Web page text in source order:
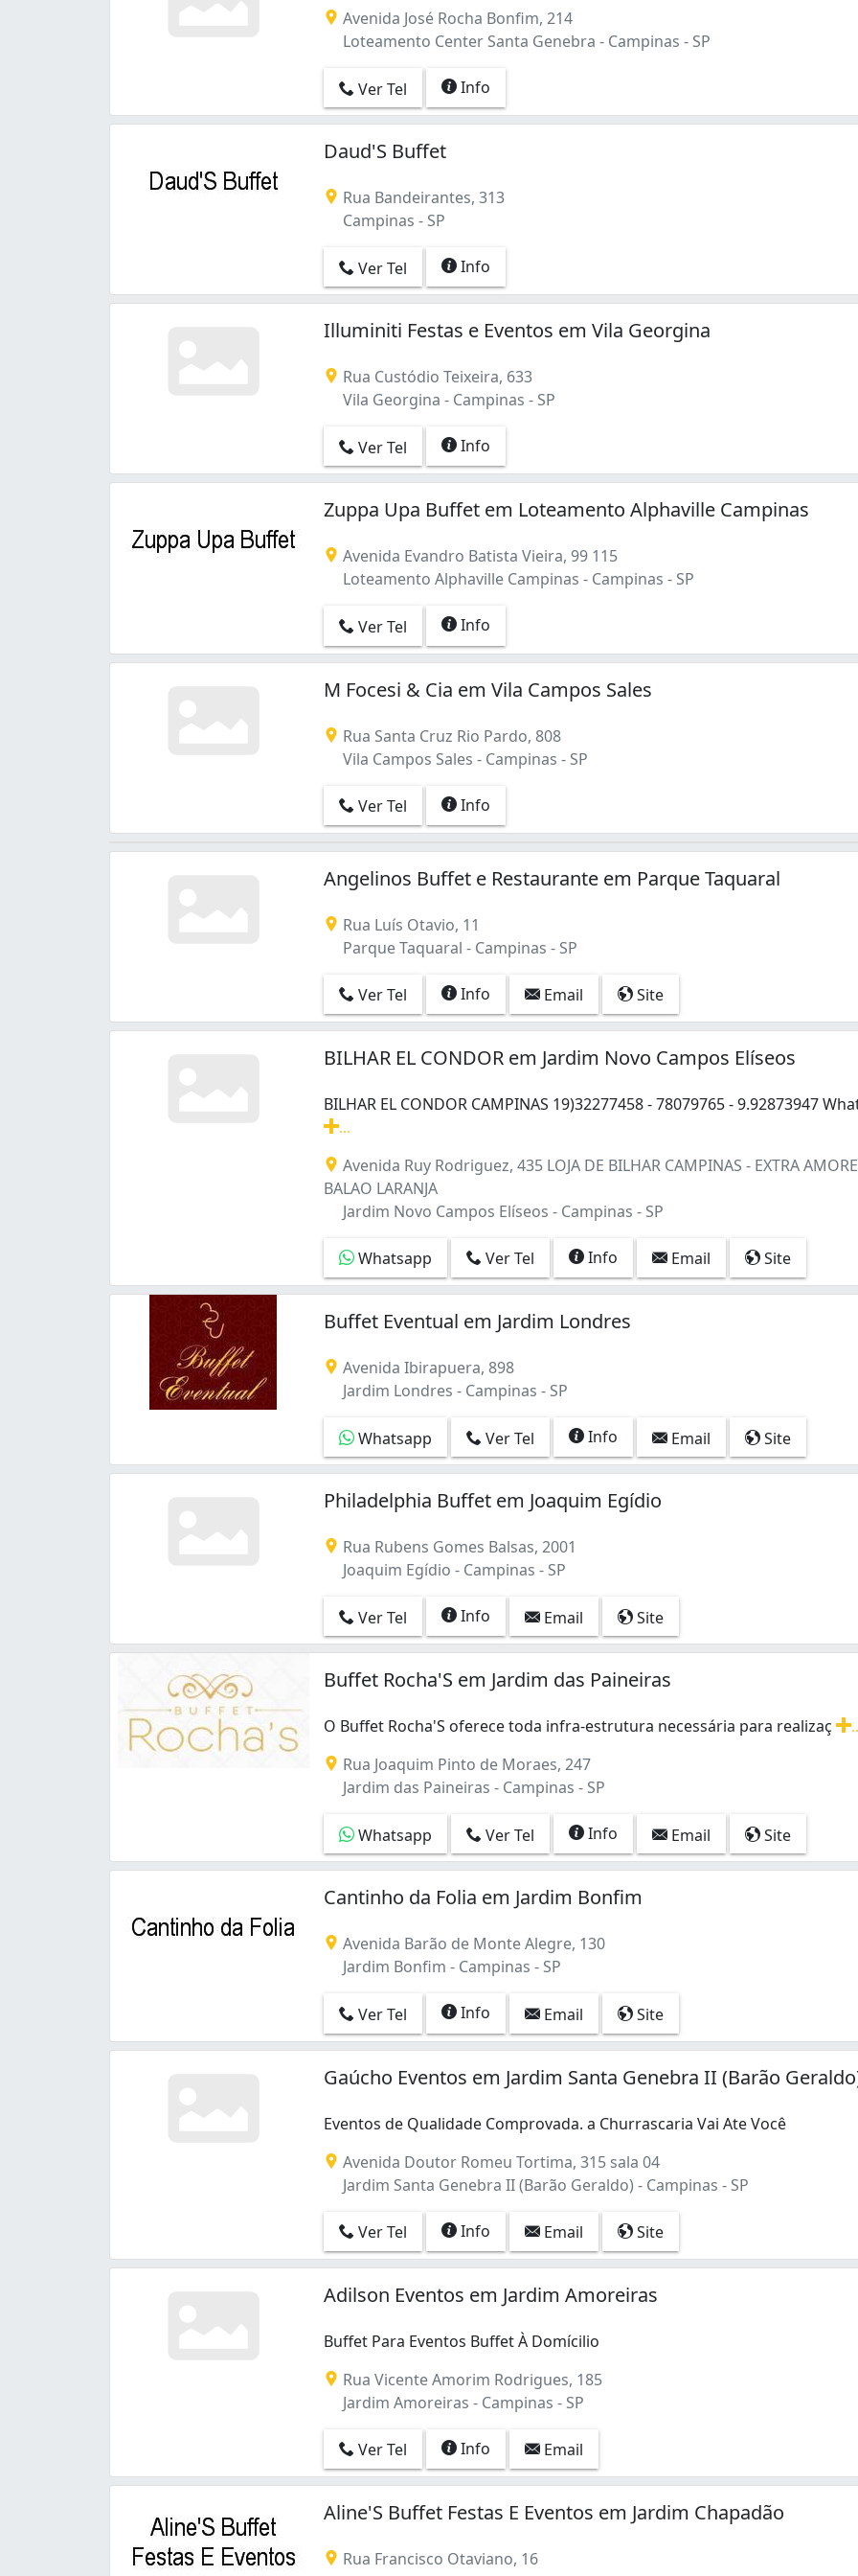
Loteamento Center Santa Genebra (1)
Parque Cidade Campinas (1)
Taquaral (3)
Vila Industrial (1)
Avenida José Rocha Bonfim, 214
Loteamento Center Santa Genebra - Campinas - SP
Ver Tel Info
Daud'S Buffet
Rua Bandeirantes, 313
Campinas - SP
Ver Tel Info
Illuminiti Festas e Eventos em Vila Georgina
Rua Custódio Teixeira, 633
Vila Georgina - Campinas - SP
Ver Tel Info
Zuppa Upa Buffet em Loteamento Alphaville Campinas
Avenida Evandro Batista Vieira, 99 115
Loteamento Alphaville Campinas - Campinas - SP
Ver Tel Info
M Focesi & Cia em Vila Campos Sales
Rua Santa Cruz Rio Pardo, 808
Vila Campos Sales - Campinas - SP
Ver Tel Info
Angelinos Buffet e Restaurante em Parque Taquaral
Rua Luís Otavio, 11
Parque Taquaral - Campinas - SP
Ver Tel Info Email Site
BILHAR EL CONDOR em Jardim Novo Campos Elíseos
BILHAR EL CONDOR CAMPINAS 19)32277458 - 78079765 - 9.92873947
Avenida Ruy Rodriguez, 435 LOJA DE BILHAR CAMPINAS - EXTRA
BALAO LARANJA
Jardim Novo Campos Elíseos - Campinas - SP
Whatsapp Ver Tel Info Email Site
Buffet Eventual em Jardim Londres
Avenida Ibirapuera, 898
Jardim Londres - Campinas - SP
Whatsapp Ver Tel Info Email Site
Philadelphia Buffet em Joaquim Egídio
Rua Rubens Gomes Balsas, 2001
Joaquim Egídio - Campinas - SP
Ver Tel Info Email Site
Buffet Rocha'S em Jardim das Paineiras
O Buffet Rocha'S oferece toda infra-estrutura necessária para realizaç
Rua Joaquim Pinto de Moraes, 247
Jardim das Paineiras - Campinas - SP
Whatsapp Ver Tel Info Email Site
Cantinho da Folia em Jardim Bonfim
Avenida Barão de Monte Alegre, 130
Jardim Bonfim - Campinas - SP
Ver Tel Info Email Site
Gaúcho Eventos em Jardim Santa Genebra II (Barão
Eventos de Qualidade Comprovada. a Churrascaria Vai Ate Você
Avenida Doutor Romeu Tortima, 315 sala 04
Jardim Santa Genebra II (Barão Geraldo) - Campinas - SP
Ver Tel Info Email Site
Adilson Eventos em Jardim Amoreiras
Buffet Para Eventos Buffet À Domícilio
Rua Vicente Amorim Rodrigues, 185
Jardim Amoreiras - Campinas - SP
Ver Tel Info Email
Aline'S Buffet Festas E Eventos em Jardim Chapadão
Rua Francisco Otaviano, 16